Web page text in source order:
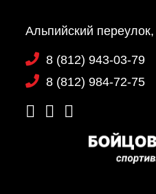
Альпийский
8 (812) 943-03-79
8 (812) 984-72-75